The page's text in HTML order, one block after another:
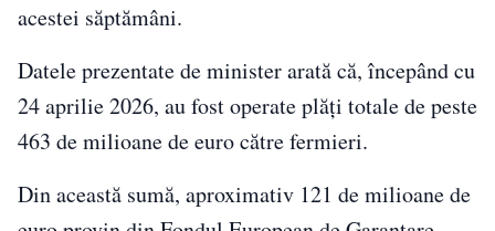
acestei săptămâni.
Datele prezentate de minister arată că, începând cu
24 aprilie 2026, au fost operate plăți totale de peste
463 de milioane de euro către fermieri.
Din această sumă, aproximativ 121 de milioane de